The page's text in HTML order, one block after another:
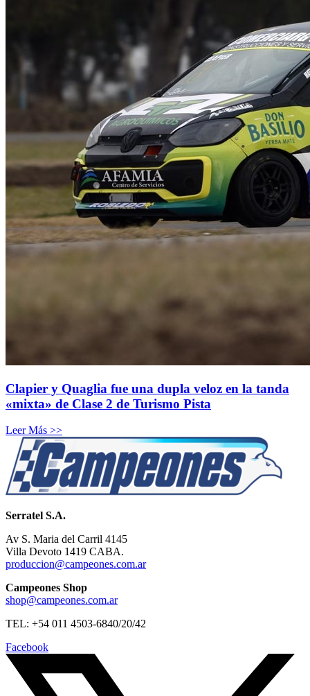
Clapier y Quaglia fue una dupla veloz en la tanda
«mixta» de Clase 2 de Turismo Pista
Leer Más >>
Serratel S.A.
Av S. Maria del Carril 4145
Villa Devoto 1419 CABA.
produccion@campeones.com.ar
Campeones Shop
shop@campeones.com.ar
TEL: +54 011 4503-6840/20/42
Facebook